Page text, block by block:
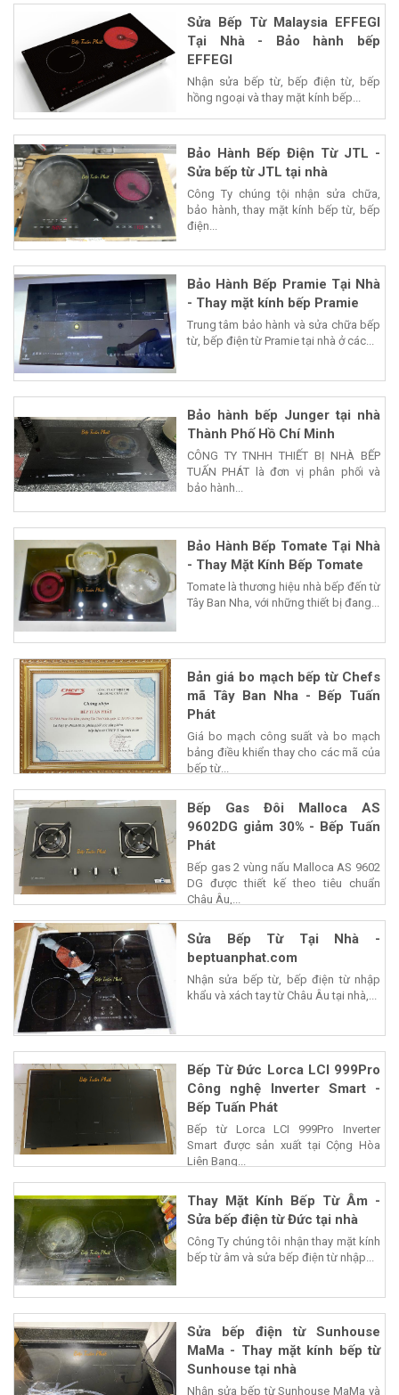
Sửa Bếp Từ Malaysia EFFEGI
Tại Nhà - Bảo hành bếp
EFFEGI
Nhận sửa bếp từ, bếp điện từ, bếp
hồng ngoại và thay mặt kính bếp...
Bảo Hành Bếp Điện Từ JTL -
Sửa bếp từ JTL tại nhà
Công Ty chúng tội nhận sửa chữa,
bảo hành, thay mặt kính bếp từ, bếp
điện...
Bảo Hành Bếp Pramie Tại Nhà
- Thay mặt kính bếp Pramie
Trung tâm bảo hành và sửa chữa bếp
từ, bếp điện từ Pramie tại nhà ở các...
Bảo hành bếp Junger tại nhà
Thành Phố Hồ Chí Minh
CÔNG TY TNHH THIẾT BỊ NHÀ BẾP
TUẤN PHÁT là đơn vị phân phối và
bảo hành...
Bảo Hành Bếp Tomate Tại Nhà
- Thay Mặt Kính Bếp Tomate
Tomate là thương hiệu nhà bếp đến từ
Tây Ban Nha, với những thiết bị đang...
Bản giá bo mạch bếp từ Chefs
mã Tây Ban Nha - Bếp Tuấn
Phát
Giá bo mạch công suất và bo mạch
bảng điều khiển thay cho các mã của
bếp từ...
Bếp Gas Đôi Malloca AS
9602DG giảm 30% - Bếp Tuấn
Phát
Bếp gas 2 vùng nấu Malloca AS 9602
DG được thiết kế theo tiêu chuẩn
Châu Âu,...
Sửa Bếp Từ Tại Nhà -
beptuanphat.com
Nhận sửa bếp từ, bếp điện từ nhập
khẩu và xách tay từ Châu Âu tại nhà,...
Bếp Từ Đức Lorca LCI 999Pro
Công nghệ Inverter Smart -
Bếp Tuấn Phát
Bếp từ Lorca LCI 999Pro Inverter
Smart được sản xuất tại Cộng Hòa
Liên Bang...
Thay Mặt Kính Bếp Từ Âm -
Sửa bếp điện từ Đức tại nhà
Công Ty chúng tôi nhận thay mặt kính
bếp từ âm và sửa bếp điện từ nhập...
Sửa bếp điện từ Sunhouse
MaMa - Thay mặt kính bếp từ
Sunhouse tại nhà
Nhận sửa bếp từ Sunhouse MaMa và